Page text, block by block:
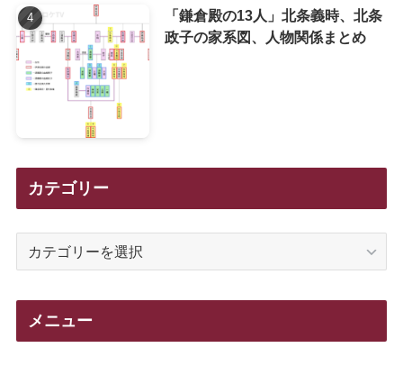
「鎌倉殿の13人」北条義時、北条
政子の家系図、人物関係まとめ
カテゴリー
メニュー